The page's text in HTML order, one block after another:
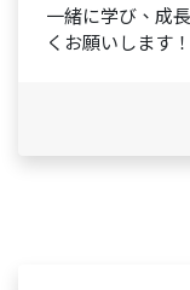
一緒に学び、成
くお願いします